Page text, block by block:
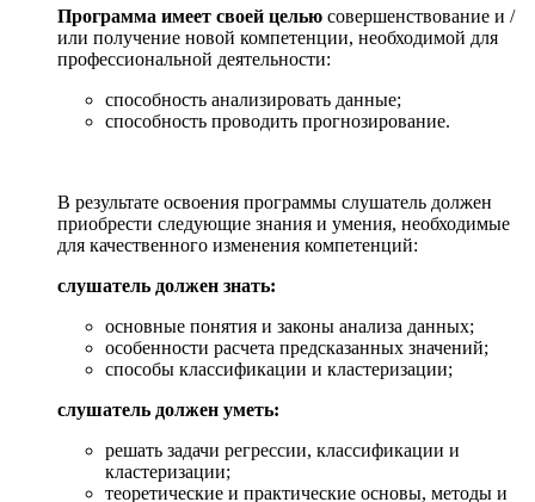
Программа имеет своей целью совершенствование и /
или получение новой компетенции, необходимой для
профессиональной деятельности:
способность анализировать данные;
способность проводить прогнозирование.
В результате освоения программы слушатель должен
приобрести следующие знания и умения, необходимые
для качественного изменения компетенций:
слушатель должен знать:
основные понятия и законы анализа данных;
особенности расчета предсказанных значений;
способы классификации и кластеризации;
слушатель должен уметь:
решать задачи регрессии, классификации и
кластеризации;
теоретические и практические основы, методы и